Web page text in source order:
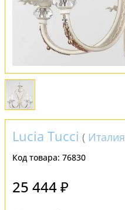
Отзывы
Lucia Tucci ( Италия
Код товара: 76830
25 444 ₽